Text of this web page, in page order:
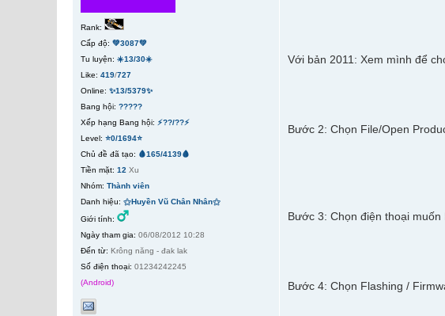
Với bản 2011: Xem mình để
Bước 2: Chọn File/Open
Bước 3: Chọn điện thoại muốn
Bước 4: Chọn Flashing /
Rank:
Cấp độ: 💚3087💚
Tu luyện: ☀️13/30☀️
Like: 419/727
Online: ✨13/5379✨
Bang hội: ?????
Xếp hạng Bang hội: ⚡??/??⚡
Level: ⭐0/1694⭐
Chủ đề đã tạo: 🩸165/4139🩸
Tiền mặt: 12 Xu
Nhóm: Thành viên
Danh hiệu: ⚝Huyền Vũ Chân Nhân⚝
Giới tính:
Ngày tham gia: 06/08/2012 10:28
Đến từ: Krông năng - đak lak
Số điện thoại: 01234242245
(Android)